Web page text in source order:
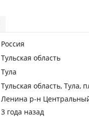
Россия
Тульская область
Тула
Тульская область, Тула,
Ленина р-н
3 года назад